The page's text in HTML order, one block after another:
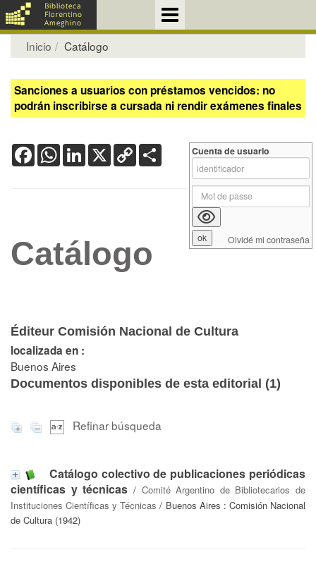
Inicio Catálogo
Sanciones a usuarios con préstamos vencidos: no
podrán inscribirse a cursada ni rendir exámenes finales
FacebookWhatsApp
LinkedIn
X Copy
Link
Catálogo
Éditeur Comisión Nacional de Cultura
localizada en :
Buenos Aires
Documentos disponibles de esta editorial (1)
Refinar búsqueda
Catálogo colectivo de publicaciones periódicas
científicas y técnicas / Comité Argentino de Bibliotecarios de
Instituciones Científicas y Técnicas / Buenos Aires : Comisión Nacional
de Cultura (1942)
Cuenta de usuario
Olvidé mi contraseña